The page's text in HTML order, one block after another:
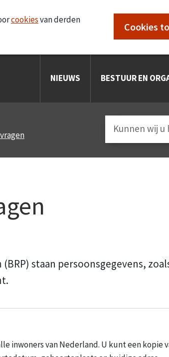
cookiesvan derden
Cookies
NIEUWS BESTUUR EN
staan persoonsgegevens,
inwoners van Nederland. U kunt een kopie